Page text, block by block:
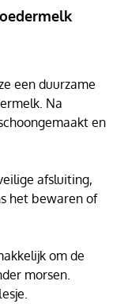
een duurzame
Na
en
afsluiting,
het bewaren of
om de
morsen.